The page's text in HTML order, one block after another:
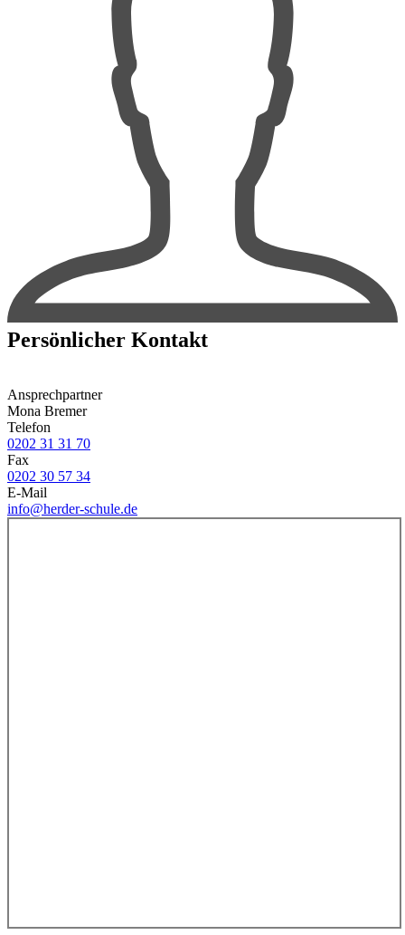
Persönlicher Kontakt
Ansprechpartner
Mona Bremer
Telefon
0202 31 31 70
Fax
0202 30 57 34
E-Mail
info@herder-schule.de